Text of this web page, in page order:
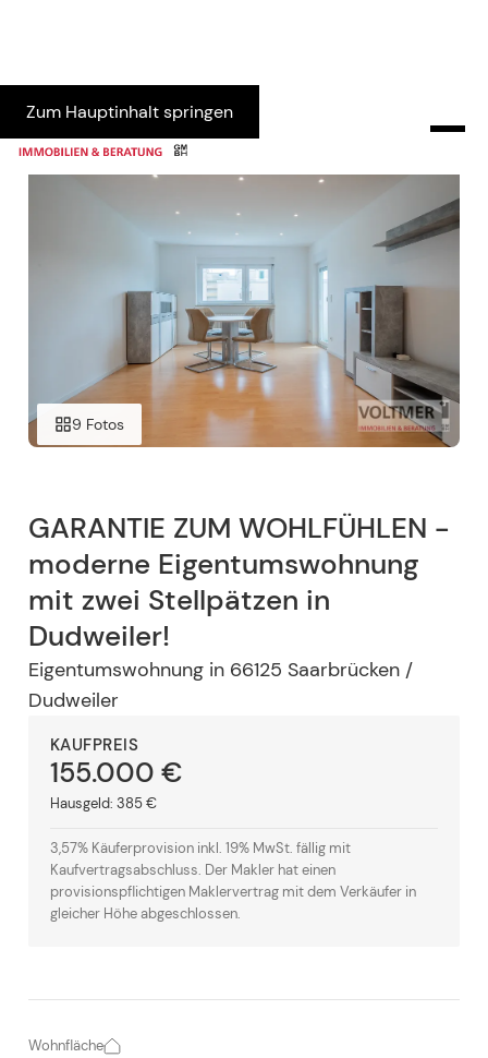
Zum Hauptinhalt springen
9 Fotos
GARANTIE ZUM WOHLFÜHLEN -
moderne Eigentumswohnung
mit zwei Stellpätzen in
Dudweiler!
Eigentumswohnung in 66125 Saarbrücken /
Dudweiler
KAUFPREIS
155.000 €
Hausgeld: 385 €
3,57% Käuferprovision inkl. 19% MwSt. fällig mit
Kaufvertragsabschluss. Der Makler hat einen
provisionspflichtigen Maklervertrag mit dem Verkäufer in
gleicher Höhe abgeschlossen.
Wohnfläche